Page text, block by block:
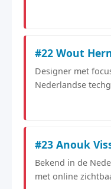
#22 Wout
Designer met
Nederlandse
#23 Anouk
Bekend in de
met online